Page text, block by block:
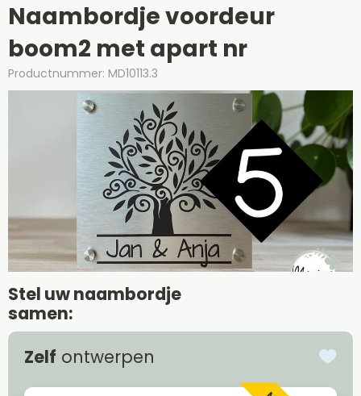
Naambordje voordeur
boom2 met apart nr
Productnummer: MD10113.3
Stel uw naambordje
samen:
Zelf ontwerpen